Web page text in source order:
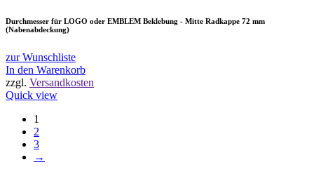
Durchmesser für LOGO oder EMBLEM Beklebung - Mitte Radkappe 72 mm
(Nabenabdeckung)
zur Wunschliste
In den Warenkorb
zzgl. Versandkosten
Quick view
1
2
3
→